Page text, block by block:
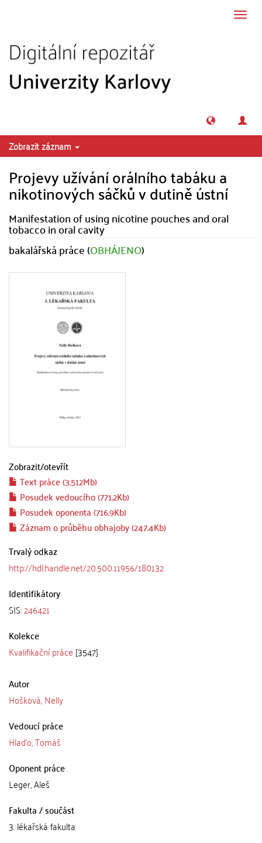
Zobrazit záznam
Projevy užívání orálního tabáku a
nikotinových sáčků v dutině ústní
Manifestation of using nicotine pouches and oral
tobacco in oral cavity
bakalářská práce (OBHÁJENO)
Zobrazit/otevřít
Text práce (3.512Mb)
Posudek vedoucího (771.2Kb)
Posudek oponenta (716.9Kb)
Záznam o průběhu obhajoby (247.4Kb)
Trvalý odkaz
http://hdl.handle.net/20.500.11956/180132
Identifikátory
SIS:246421
Kolekce
Kvalifikační práce [3547]
Autor
Hošková, Nelly
Vedoucí práce
Hlaďo, Tomáš
Oponent práce
Leger, Aleš
Fakulta / součást
3. lékařská fakulta